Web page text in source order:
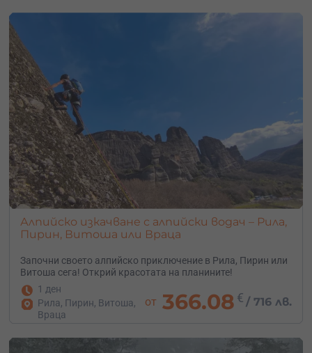
Алпийско изкачване с алпийски водач – Рила,
Пирин, Витоша или Враца
Започни своето алпийско приключение в Рила, Пирин или
Витоша сега! Открий красотата на планините!
1 ден
Рила, Пирин, Витоша,
Враца
от 366.08 € /716 лв.